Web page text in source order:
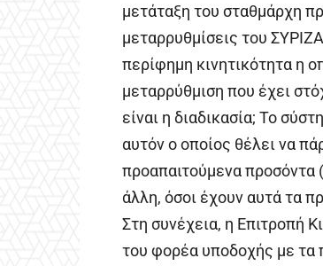
μετάταξη του σταθμάρχη
μεταρρυθμίσεις του
περίφημη κινητικότητα η
μεταρρύθμιση που έχει
είναι η διαδικασία; Το
αυτόν ο οποίος θέλει να
προαπαιτούμενα προσόντα
άλλη, όσοι έχουν αυτά τα
Στη συνέχεια, η Επιτροπή
του φορέα υποδοχής με τα